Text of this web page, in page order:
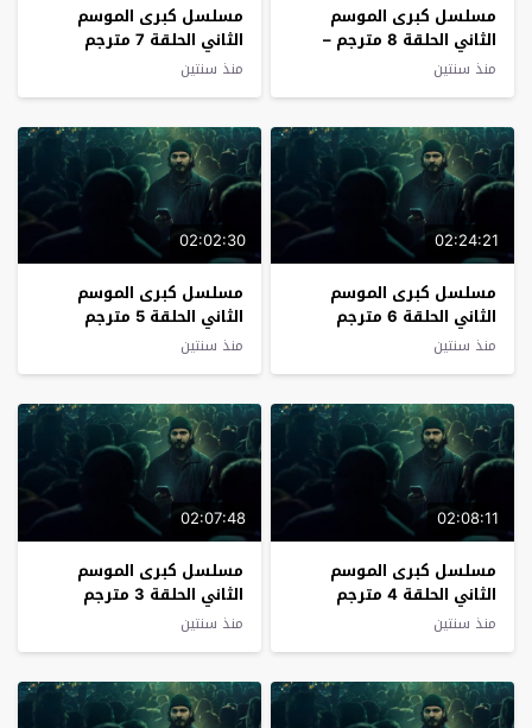
مسلسل كبرى الموسم
الثاني الحلقة 8 مترجم –
نهاية الموسم
منذ سنتين
مسلسل كبرى الموسم
الثاني الحلقة 7 مترجم
منذ سنتين
02:24:21
مسلسل كبرى الموسم
الثاني الحلقة 6 مترجم
منذ سنتين
02:02:30
مسلسل كبرى الموسم
الثاني الحلقة 5 مترجم
منذ سنتين
02:08:11
مسلسل كبرى الموسم
الثاني الحلقة 4 مترجم
منذ سنتين
02:07:48
مسلسل كبرى الموسم
الثاني الحلقة 3 مترجم
منذ سنتين